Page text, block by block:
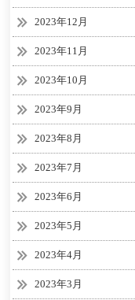
2023年12月
2023年11月
2023年10月
2023年9月
2023年8月
2023年7月
2023年6月
2023年5月
2023年4月
2023年3月